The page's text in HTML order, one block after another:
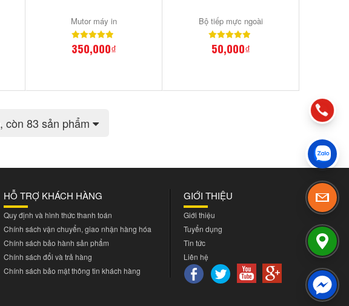
Mutor máy in
350,000₫
Bộ tiếp mực ngoài
50,000₫
, còn 83 sản phẩm
HỖ TRỢ KHÁCH HÀNG
Quy định và hình thức thanh toán
Chính sách vận chuyển, giao nhận hàng hóa
Chính sách bảo hành sản phẩm
Chính sách đổi và trả hàng
Chính sách bảo mật thông tin khách hàng
GIỚI THIỆU
Giới thiệu
Tuyển dụng
Tin tức
Liên hệ